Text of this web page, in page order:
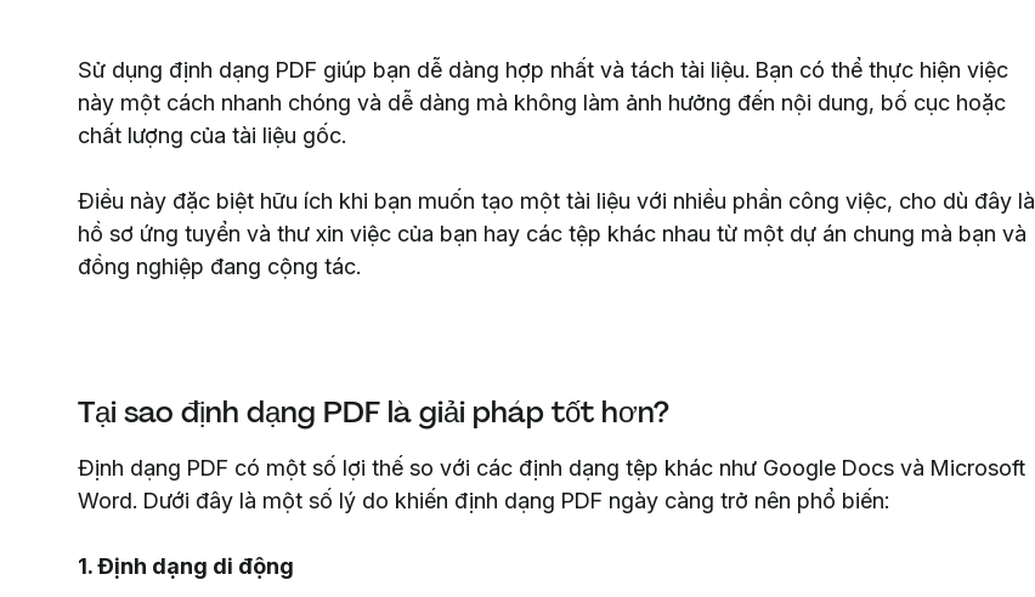
Sử dụng định dạng PDF giúp bạn dễ dàng hợp nhất và tách tài liệu. Bạn có thể thực hiện việc
này một cách nhanh chóng và dễ dàng mà không làm ảnh hưởng đến nội dung, bố cục hoặc
chất lượng của tài liệu gốc.
Điều này đặc biệt hữu ích khi bạn muốn tạo một tài liệu với nhiều phần công việc, cho dù đây là
hồ sơ ứng tuyển và thư xin việc của bạn hay các tệp khác nhau từ một dự án chung mà bạn và
đồng nghiệp đang cộng tác.
Tại sao định dạng PDF là giải pháp tốt hơn?
Định dạng PDF có một số lợi thế so với các định dạng tệp khác như Google Docs và Microsoft
Word. Dưới đây là một số lý do khiến định dạng PDF ngày càng trở nên phổ biến:
1. Định dạng di động